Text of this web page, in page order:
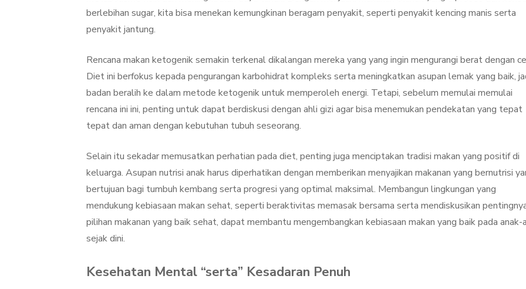
berlebihan sugar, kita bisa menekan kemungkinan beragam penyakit, seperti penyakit kencing manis serta
penyakit jantung.
Rencana makan ketogenik semakin terkenal dikalangan mereka yang yang ingin mengurangi berat dengan
Diet ini berfokus kepada pengurangan karbohidrat kompleks serta meningkatkan asupan lemak yang baik,
badan beralih ke dalam metode ketogenik untuk memperoleh energi. Tetapi, sebelum memulai memulai
rencana ini ini, penting untuk dapat berdiskusi dengan ahli gizi agar bisa menemukan pendekatan yang tepat
tepat dan aman dengan kebutuhan tubuh seseorang.
Selain itu sekadar memusatkan perhatian pada diet, penting juga menciptakan tradisi makan yang positif di
keluarga. Asupan nutrisi anak harus diperhatikan dengan memberikan menyajikan makanan yang bernutrisi
bertujuan bagi tumbuh kembang serta progresi yang optimal maksimal. Membangun lingkungan yang
mendukung kebiasaan makan sehat, seperti beraktivitas memasak bersama serta mendiskusikan
pilihan makanan yang baik sehat, dapat membantu mengembangkan kebiasaan makan yang baik pada anak-
sejak dini.
Kesehatan Mental “serta” Kesadaran Penuh